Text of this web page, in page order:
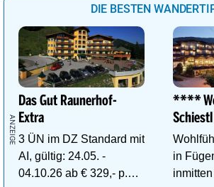
DIE BESTEN
Das Gut Raunerhof-
Extra
3 ÜN im DZ Standard mit
AI, gültig: 24.05. -
04.10.26 ab € 329,- p.P.
****
Schiestl
in